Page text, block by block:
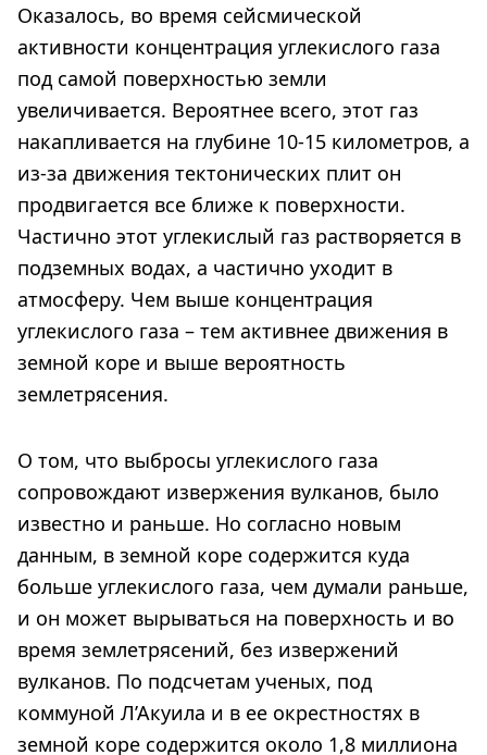
Оказалось, во время сейсмической
активности концентрация углекислого газа
под самой поверхностью земли
увеличивается. Вероятнее всего, этот газ
накапливается на глубине 10-15 километров, а
из-за движения тектонических плит он
продвигается все ближе к поверхности.
Частично этот углекислый газ растворяется в
подземных водах, а частично уходит в
атмосферу. Чем выше концентрация
углекислого газа – тем активнее движения в
земной коре и выше вероятность
землетрясения.
О том, что выбросы углекислого газа
сопровождают извержения вулканов, было
известно и раньше. Но согласно новым
данным, в земной коре содержится куда
больше углекислого газа, чем думали раньше,
и он может вырываться на поверхность и во
время землетрясений, без извержений
вулканов. По подсчетам ученых, под
коммуной Л’Акуила и в ее окрестностях в
земной коре содержится около 1,8 миллиона